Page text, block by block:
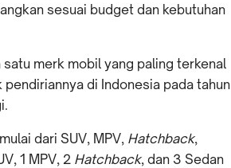
sesuai budget dan kebutuhan
merk mobil yang paling terkenal
di Indonesia pada tahun
dari SUV, MPV, Hatchback,
1 MPV, 2 Hatchback, dan 3 Sedan